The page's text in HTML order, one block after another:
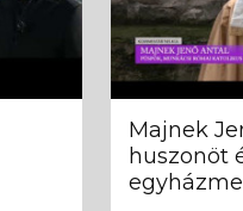
Majnek
huszonöt